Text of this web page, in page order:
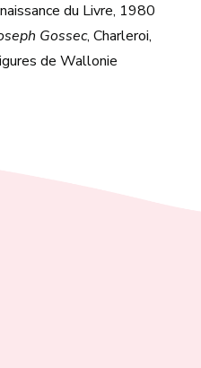
du Livre, 1980
Gossec, Charleroi,
de Wallonie